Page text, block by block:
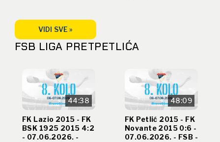
VIDI SVE »
FSB LIGA PRETPETLIĆA
44:38
FK Lazio 2015 - FK
BSK 1925 2015 4:2
- 07.06.2026. -
48:09
FK Petlić 2015 - FK
Novante 2015 0:6 -
07.06.2026. - FSB -